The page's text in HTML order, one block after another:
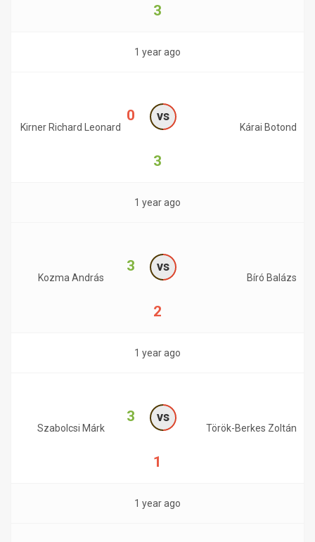
3
1 year ago
Kirner Richard Leonard
0 vs
3
Kárai Botond
1 year ago
Kozma András
3 vs
2
Bíró Balázs
1 year ago
Szabolcsi Márk
3 vs
1
Török-Berkes Zoltán
1 year ago